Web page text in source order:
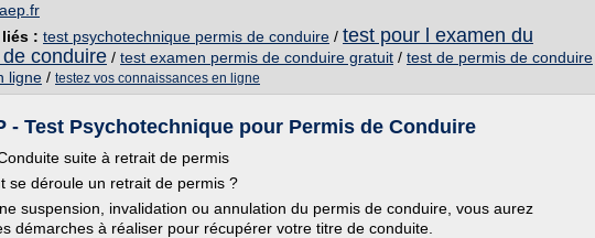
: test psychotechnique permis de conduire / test pour l examen du
conduire / test examen permis de conduire gratuit / test de permis de conduire
ligne / testez vos connaissances en ligne
- Test Psychotechnique pour Permis de Conduire
suite à retrait de permis
se déroule un retrait de permis ?
suspension, invalidation ou annulation du permis de conduire, vous aurez
démarches à réaliser pour récupérer votre titre de conduite.